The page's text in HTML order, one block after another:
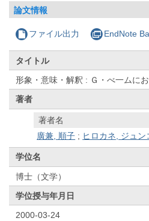
論文情報
ファイル出力 EndNote
タイトル
形象・意味・解釈 : Ｇ・べ一ムに
著者
著者名
廣兼, 順子 ; ヒロカネ, ジュン
学位名
博士（文学）
学位授与年月日
2000-03-24